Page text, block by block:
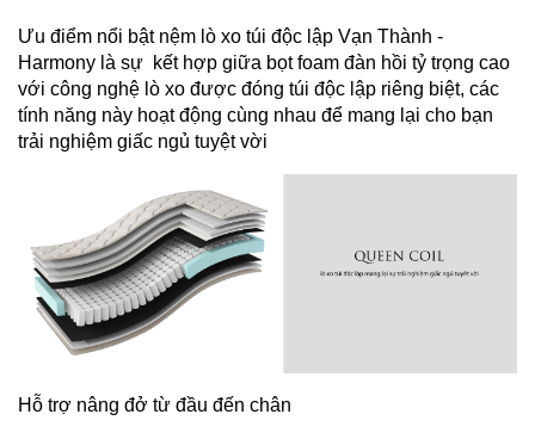
Ưu điểm nổi bật nệm lò xo túi độc lập Vạn Thành -
Harmony là sự kết hợp giữa bọt foam đàn hồi tỷ trọng cao
với công nghệ lò xo được đóng túi độc lập riêng biệt, các
tính năng này hoạt động cùng nhau để mang lại cho bạn
trải nghiệm giấc ngủ tuyệt vời
Hỗ trợ nâng đở từ đầu đến chân